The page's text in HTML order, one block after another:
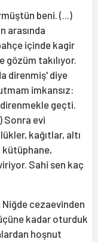
beni. (...)
arasında
içinde kagir
gözüm takılıyor.
direnmiş' diye
imkansız:
geçti.
Sonra evi
kağıtlar, altı
kütüphane,
Sahi sen kaç
cezaevinden
kadar oturduk
hoşnut